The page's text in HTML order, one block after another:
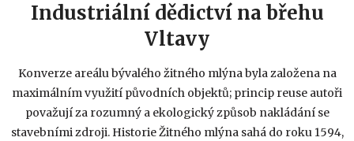
Industriální dědictví na břehu
Vltavy
Konverze areálu bývalého žitného mlýna byla založena na
maximálním využití původních objektů; princip reuse autoři
považují za rozumný a ekologický způsob nakládání se
stavebními zdroji. Historie Žitného mlýna sahá do roku 1594,